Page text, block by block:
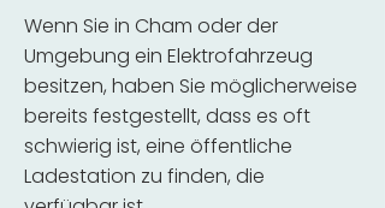
Wenn Sie in Cham oder der
Umgebung ein Elektrofahrzeug
besitzen, haben Sie möglicherweise
bereits festgestellt, dass es oft
schwierig ist, eine öffentliche
Ladestation zu finden, die